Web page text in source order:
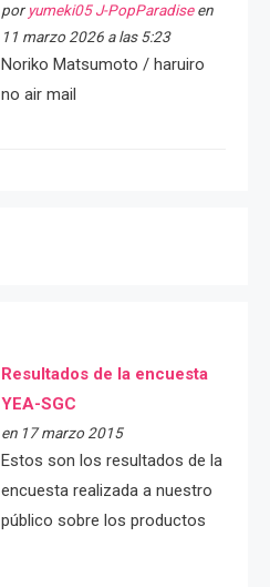
por yumeki05 J-PopParadiseen
11 marzo 2026 a las 5:23
Noriko Matsumoto / haruiro
no air mail
Resultados de la encuesta
YEA-SGC
en 17 marzo 2015
Estos son los resultados de la
encuesta realizada a nuestro
público sobre los productos